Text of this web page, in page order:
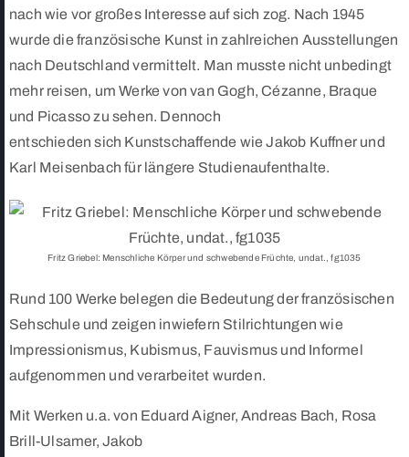
nach wie vor großes Interesse auf sich zog. Nach 1945
wurde die französische Kunst in zahlreichen Ausstellungen
nach Deutschland vermittelt. Man musste nicht unbedingt
mehr reisen, um Werke von van Gogh, Cézanne, Braque
und Picasso zu sehen. Dennoch
entschieden sich Kunstschaffende wie Jakob Kuffner und
Karl Meisenbach für längere Studienaufenthalte.
Fritz Griebel: Menschliche Körper und schwebende Früchte, undat., fg1035
Rund 100 Werke belegen die Bedeutung der französischen
Sehschule und zeigen inwiefern Stilrichtungen wie
Impressionismus, Kubismus, Fauvismus und Informel
aufgenommen und verarbeitet wurden.
Mit Werken u.a. von Eduard Aigner, Andreas Bach, Rosa
Brill-Ulsamer, Jakob